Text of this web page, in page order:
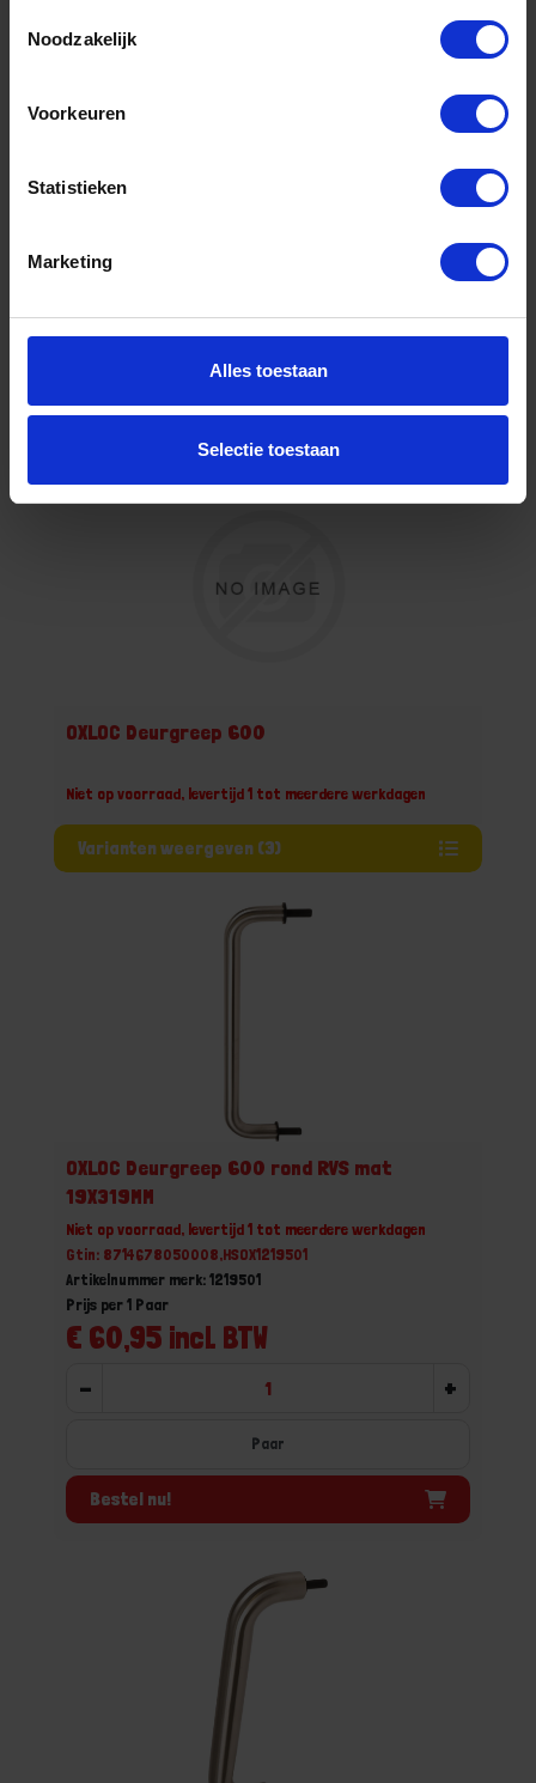
Noodzakelijk
Voorkeuren
Statistieken
Marketing
Alles toestaan
Selectie toestaan
Niet op voorraad, levertijd 1 tot meerdere werkdagen
Prijs per 1 Stuk
+
OXLOC Deurgreep 600
Niet op voorraad, levertijd 1 tot meerdere werkdagen
Varianten weergeven (3)
OXLOC Deurgreep 600 rond RVS mat
19X319MM
Niet op voorraad, levertijd 1 tot meerdere werkdagen
Gtin: 8714678050008,HSOX1219501
Artikelnummer merk: 1219501
€ 60,95 incl. BTW
Prijs per 1 Paar
- +
Paar
Bestel nu!